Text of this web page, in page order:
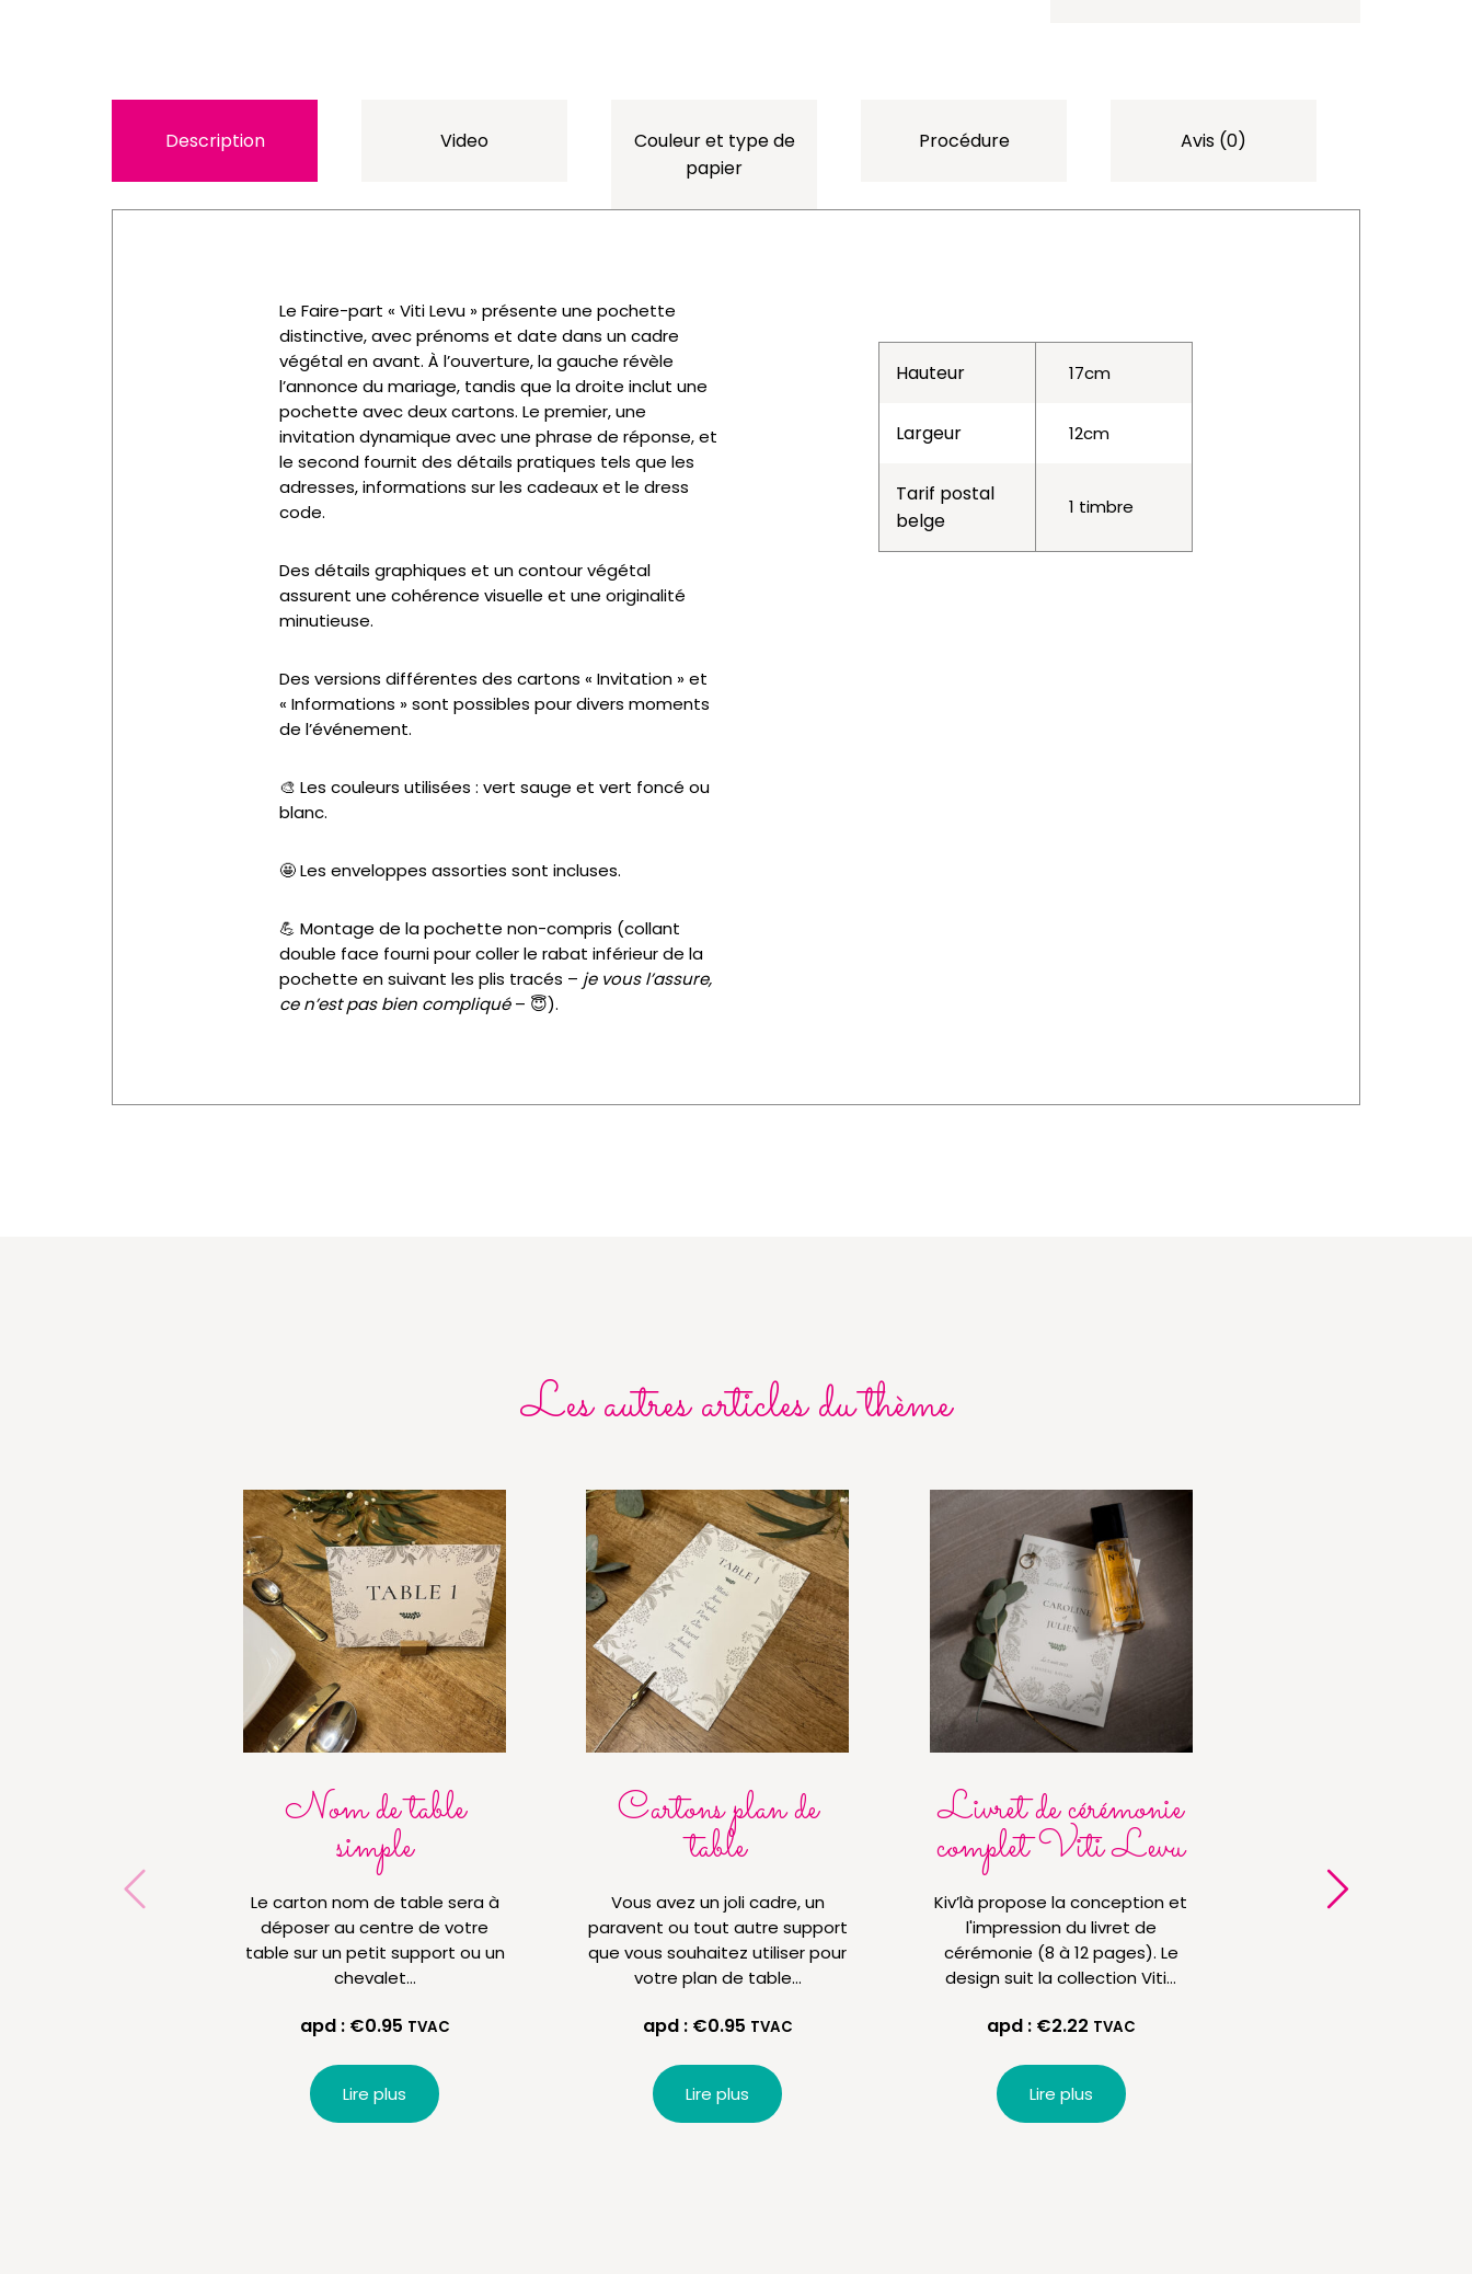
Description Video
Couleur et type de
papier
Procédure Avis (0)
Le Faire-part « Viti Levu » présente une pochette
distinctive, avec prénoms et date dans un cadre
végétal en avant. À l’ouverture, la gauche révèle
l’annonce du mariage, tandis que la droite inclut une
pochette avec deux cartons. Le premier, une
invitation dynamique avec une phrase de réponse, et
le second fournit des détails pratiques tels que les
adresses, informations sur les cadeaux et le dress
code.
Des détails graphiques et un contour végétal
assurent une cohérence visuelle et une originalité
minutieuse.
Des versions différentes des cartons « Invitation » et
« Informations » sont possibles pour divers moments
de l’événement.
🎨 Les couleurs utilisées : vert sauge et vert foncé ou
blanc.
🤩 Les enveloppes assorties sont incluses.
💪 Montage de la pochette non-compris (collant
double face fourni pour coller le rabat inférieur de la
pochette en suivant les plis tracés – je vous l’assure,
ce n’est pas bien compliqué– 😇).
Hauteur 17cm
Largeur 12cm
Tarif postal
belge
1 timbre
Les autres articles du thème
Nom de table
simple
Le carton nom de table sera à
déposer au centre de votre
table sur un petit support ou un
chevalet…
apd : €0.95 TVAC
Lire plus
Cartons plan de
table
Vous avez un joli cadre, un
paravent ou tout autre support
que vous souhaitez utiliser pour
votre plan de table…
apd : €0.95 TVAC
Lire plus
Livret de cérémonie
complet Viti Levu
Kiv’là propose la conception et
l'impression du livret de
cérémonie (8 à 12 pages). Le
design suit la collection Viti…
apd : €2.22 TVAC
Lire plus
Le marque-place,